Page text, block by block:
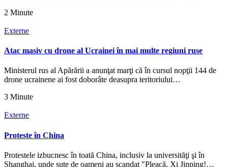
2 Minute
Externe
Atac masiv cu drone al Ucrainei în mai multe regiuni ruse
Ministerul rus al Apărării a anunţat marţi că în cursul nopţii 144 de
drone ucrainene ai fost doborâte deasupra teritoriului…
3 Minute
Externe
Proteste în China
Protestele izbucnesc în toată China, inclusiv la universităţi şi în
Shanghai, unde sute de oameni au scandat "Pleacă, Xi Jinping!…